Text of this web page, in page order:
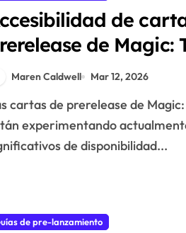
de
de Magic:
Gathering: problemas
apoyo
Maren Caldwell Mar 12, 2026
experimentando
de disponibilidad...
de pre-lanzamiento